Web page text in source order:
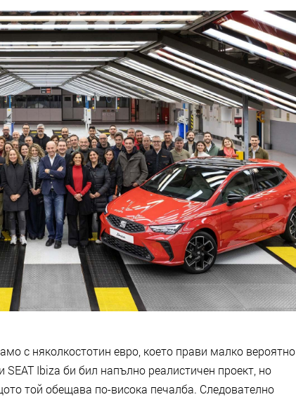
с няколкостотин евро, което прави малко вероятно
Ibiza би бил напълно реалистичен проект, но
той обещава по-висока печалба. Следователно